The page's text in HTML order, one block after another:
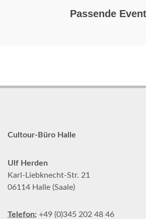
Passende
Cultour-Büro Halle
Ulf Herden
Karl-Liebknecht-Str. 21
06114 Halle (Saale)
Telefon: +49 (0)345 202 48 46